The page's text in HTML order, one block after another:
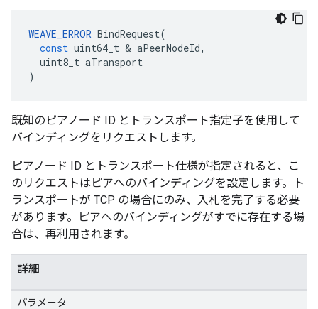
WEAVE_ERROR BindRequest(
const uint64_t & aPeerNodeId,
uint8_t aTransport
)
既知のピアノード ID とトランスポート指定子を使用して
バインディングをリクエストします。
ピアノード ID とトランスポート仕様が指定されると、こ
のリクエストはピアへのバインディングを設定します。ト
ランスポートが TCP の場合にのみ、入札を完了する必要
があります。ピアへのバインディングがすでに存在する場
合は、再利用されます。
詳細
パラメータ